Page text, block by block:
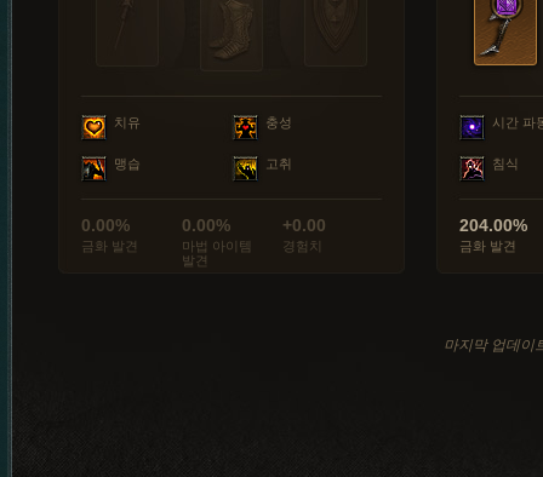
치유 충성
맹습 고취
0.00%
금화 발견
0.00%
마법 아이템
발견
+0.00
경험치
시간 파
침식
204.00%
금화 발견
마지막 업데이